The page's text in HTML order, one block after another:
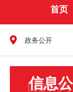
首页
政务公开
信息